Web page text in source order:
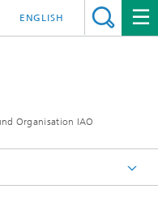
Organisation IAO
ENGLISH